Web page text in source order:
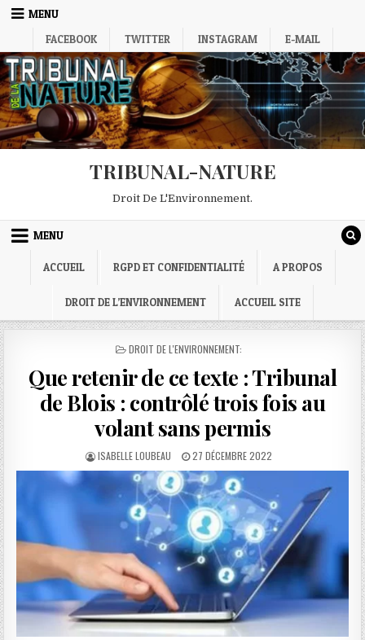
Skip
MENU
FACEBOOK
TWITTER INSTAGRAM E-MAIL
TRIBUNAL-NATURE
Droit De L'Environnement.
MENU
ACCUEIL RGPD ET CONFIDENTIALITÉ A PROPOS
DROIT DE L’ENVIRONNEMENT ACCUEIL SITE
POSTED
DROIT DE L'ENVIRONNEMENT:
Que retenir de ce texte : Tribunal
de Blois : contrôlé trois fois au
volant sans permis
AUTHOR:
ISABELLE LOUBEAU
PUBLISHED
DATE:
27 DÉCEMBRE 2022